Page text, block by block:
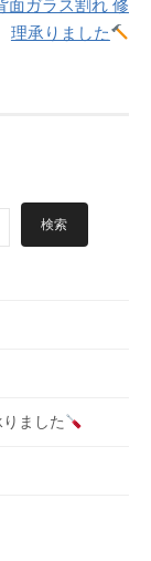
面ガラス割れ 修
理承りました
検索
ました